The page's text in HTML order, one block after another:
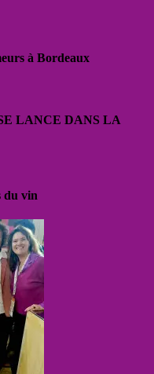
à Bordeaux
LANCE DANS LA
du vin